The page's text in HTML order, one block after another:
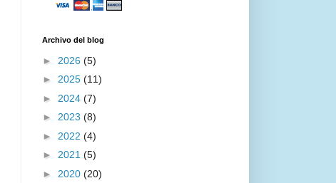
Archivo del blog
► 2026 (5)
► 2025 (11)
► 2024 (7)
► 2023 (8)
► 2022 (4)
► 2021 (5)
► 2020 (20)